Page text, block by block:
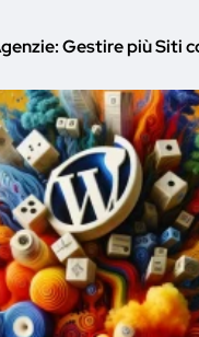
Gestire più Siti